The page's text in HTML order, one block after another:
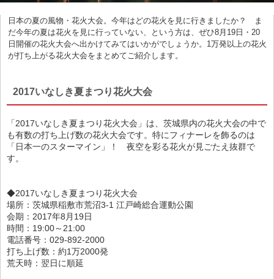
日本の夏の風物・花火大会。今年はどの花火を見に行きましたか？ ま
だ今年の夏は花火を見に行っていない、という方は、ぜひ8月19日・20
日開催の花火大会へ出かけてみてはいかがでしょうか。1万発以上の花火
が打ち上がる花火大会をまとめてご紹介します。
2017いなしき夏まつり花火大会
「2017いなしき夏まつり花火大会」は、茨城県内の花火大会の中で
も有数の打ち上げ数の花火大会です。特にフィナーレを飾るのは
「日本一のスターマイン」！ 夜空を彩る花火が見ごたえ抜群で
す。
◆2017いなしき夏まつり花火大会
場所：茨城県稲敷市荒沼3-1 江戸崎総合運動公園
会期：2017年8月19日
時間：19:00～21:00
電話番号：029-892-2000
打ち上げ数：約1万2000発
荒天時：翌日に順延